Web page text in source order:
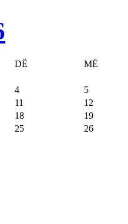
DË
MË
4
5
11
12
18
19
25
26